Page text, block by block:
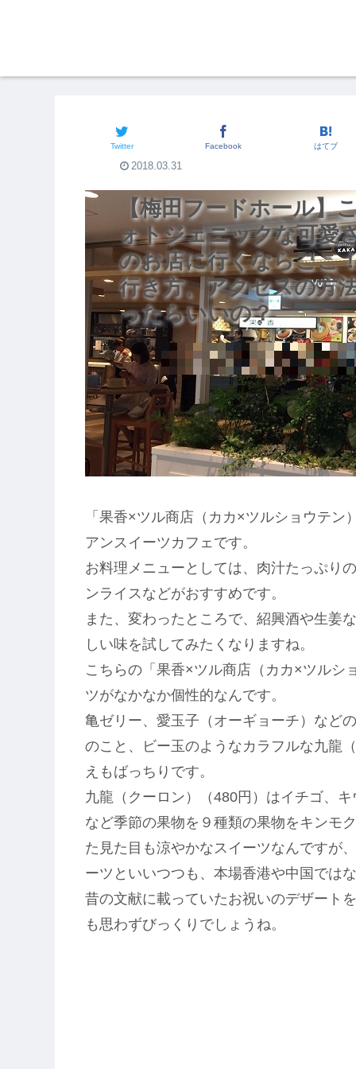
【梅田フードホール】
ォトジェニックな可愛
のお店に行くならここ
行き方、アクセスの方
ったらいいの？
Twitter Facebook はてブ
2018.03.31
「果香×ツル商店（カカ×ツルショウテ
アンスイーツカフェです。
お料理メニューとしては、肉汁たっぷり
ンライスなどがおすすめです。
また、変わったところで、紹興酒や生姜
しい味を試してみたくなりますね。
こちらの「果香×ツル商店（カカ×ツルシ
ツがなかなか個性的なんです。
亀ゼリー、愛玉子（オーギョーチ）など
のこと、ビー玉のようなカラフルな九龍
えもばっちりです。
九龍（クーロン）（480円）はイチゴ、
など季節の果物を９種類の果物をキンモ
た見た目も涼やかなスイーツなんですが
ーツといいつつも、本場香港や中国では
昔の文献に載っていたお祝いのデザート
も思わずびっくりでしょうね。